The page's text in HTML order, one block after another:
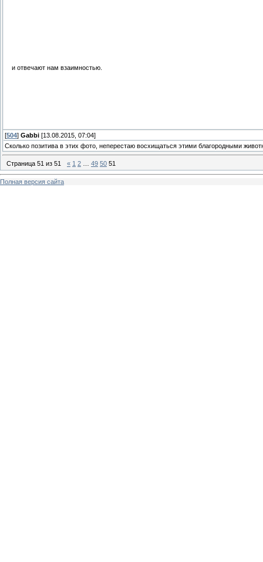
и отвечают нам взаимностью.
[504] Gabbi [13.08.2015, 07:04]
Сколько позитива в этих фото, неперестаю восхищаться этими благородными
Страница 51 из 51 « 1 2 49 50 51
Полная версия сайта